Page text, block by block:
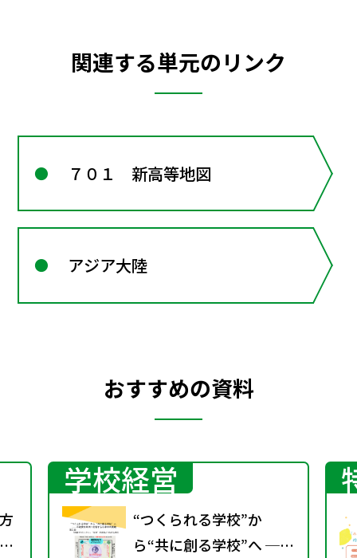
関連する単元のリンク
７０１ 新高等地図
アジア大陸
おすすめの資料
学校経営
“つくられる学校”か
ら“共に創る学校”へ ──